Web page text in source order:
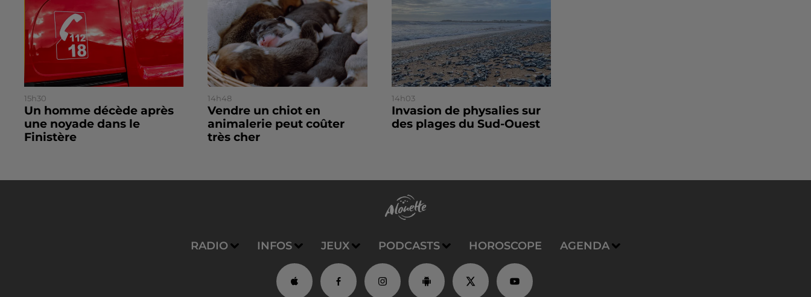
15h30
Un homme décède après
une noyade dans le
Finistère
14h48
Vendre un chiot en
animalerie peut coûter
très cher
14h03
Invasion de physalies sur
des plages du Sud-Ouest
RADIO INFOS JEUX PODCASTS HOROSCOPE AGENDA